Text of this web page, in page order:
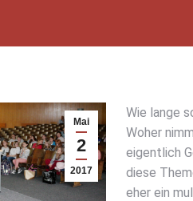
Mai
2
2017
Wie lan­ge
Woher
eigent­lich
die­se
eher ein